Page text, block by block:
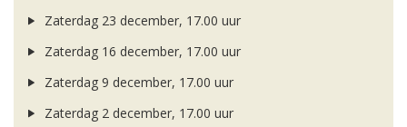
Zaterdag 23 december, 17.00 uur
Zaterdag 16 december, 17.00 uur
Zaterdag 9 december, 17.00 uur
Zaterdag 2 december, 17.00 uur